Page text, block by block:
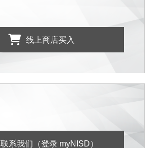
线上商店买入
联系我们（登录 myNISD）